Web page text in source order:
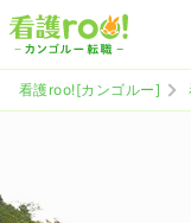
看護roo![カンゴルー]